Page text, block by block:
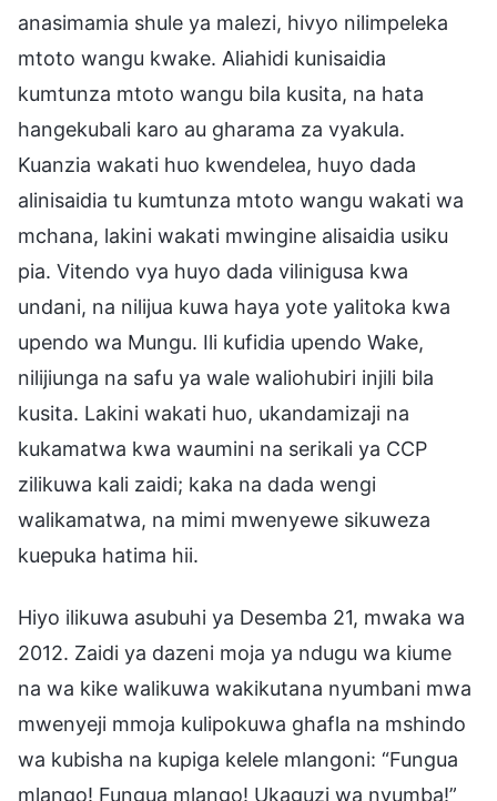
anasimamia shule ya malezi, hivyo nilimpeleka
mtoto wangu kwake. Aliahidi kunisaidia
kumtunza mtoto wangu bila kusita, na hata
hangekubali karo au gharama za vyakula.
Kuanzia wakati huo kwendelea, huyo dada
alinisaidia tu kumtunza mtoto wangu wakati wa
mchana, lakini wakati mwingine alisaidia usiku
pia. Vitendo vya huyo dada vilinigusa kwa
undani, na nilijua kuwa haya yote yalitoka kwa
upendo wa Mungu. Ili kufidia upendo Wake,
nilijiunga na safu ya wale waliohubiri injili bila
kusita. Lakini wakati huo, ukandamizaji na
kukamatwa kwa waumini na serikali ya CCP
zilikuwa kali zaidi; kaka na dada wengi
walikamatwa, na mimi mwenyewe sikuweza
kuepuka hatima hii.
Hiyo ilikuwa asubuhi ya Desemba 21, mwaka wa
2012. Zaidi ya dazeni moja ya ndugu wa kiume
na wa kike walikuwa wakikutana nyumbani mwa
mwenyeji mmoja kulipokuwa ghafla na mshindo
wa kubisha na kupiga kelele mlangoni: “Fungua
mlango! Fungua mlango! Ukaguzi wa nyumba!”